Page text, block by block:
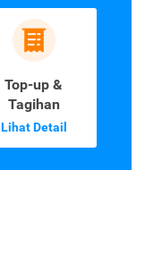
Top-up &
Tagihan
Lihat Detail